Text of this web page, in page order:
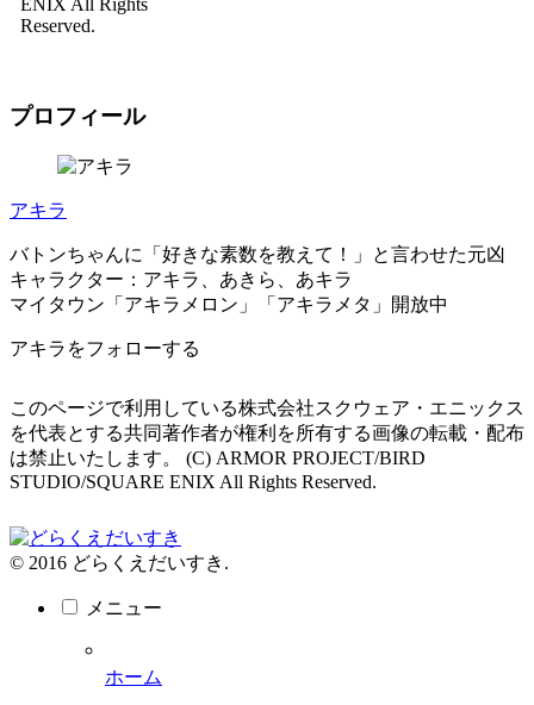
ENIX All Rights
Reserved.
プロフィール
アキラ
バトンちゃんに「好きな素数を教えて！」と言わせた元凶
キャラクター：アキラ、あきら、あキラ
マイタウン「アキラメロン」「アキラメタ」開放中
アキラをフォローする
このページで利用している株式会社スクウェア・エニックス
を代表とする共同著作者が権利を所有する画像の転載・配布
は禁止いたします。 (C) ARMOR PROJECT/BIRD
STUDIO/SQUARE ENIX All Rights Reserved.
© 2016 どらくえだいすき.
メニュー
ホーム